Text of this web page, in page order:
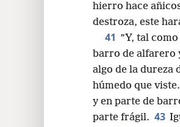
40 ”El cuarto
hierro hace
destroza, este
41 ”Y, tal
barro de alfarero
algo de la dureza
húmedo que
y en parte de